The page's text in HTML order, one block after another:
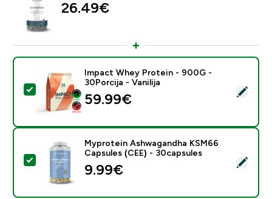
26.49€‎
Odaberi ovaj proizvod - Impact Whey Protein - 900G
Impact Whey Protein - 900G -
30Porcija - Vanilija
59.99€‎
Odaberi ovaj proizvod - Myprotein Ashwagandha
Myprotein Ashwagandha KSM66
Capsules (CEE) - 30capsules
9.99€‎